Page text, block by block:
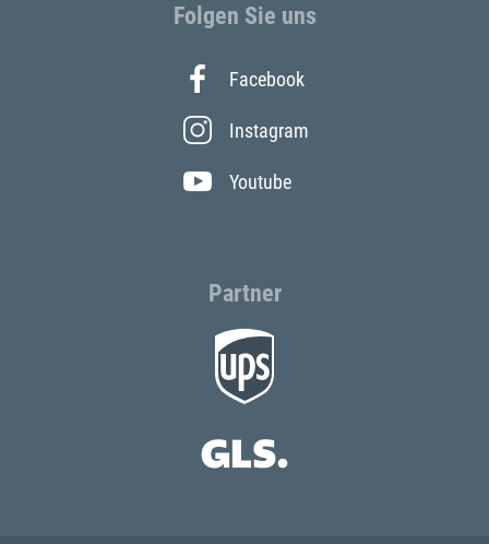
Folgen Sie uns
Facebook
Instagram
Youtube
Partner